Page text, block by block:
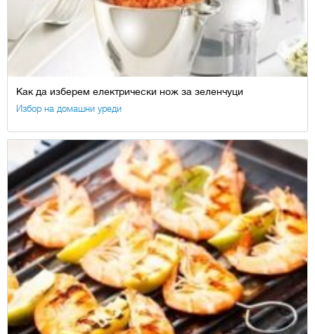
Как да изберем електрически нож за зеленчуци
Избор на домашни уреди